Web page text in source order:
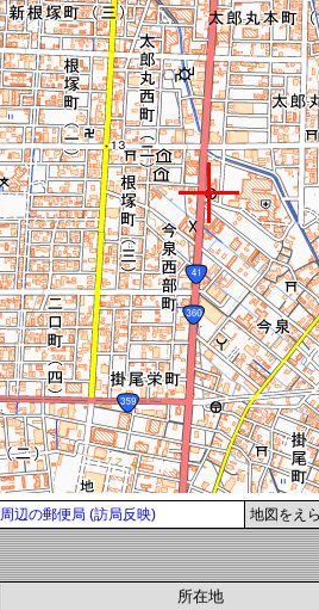
周辺の郵便局 (訪局反映) 地図をえ
所在地